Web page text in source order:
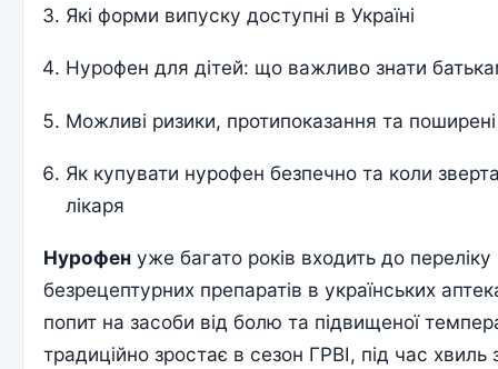
Які форми випуску доступні в Україні
Нурофен для дітей: що важливо знати
Можливі ризики, протипоказання та
Як купувати нурофен безпечно та коли
лікаря
Нурофен уже багато років входить до
безрецептурних препаратів в українських
попит на засоби від болю та підвищеної
традиційно зростає в сезон ГРВІ, під час хвиль